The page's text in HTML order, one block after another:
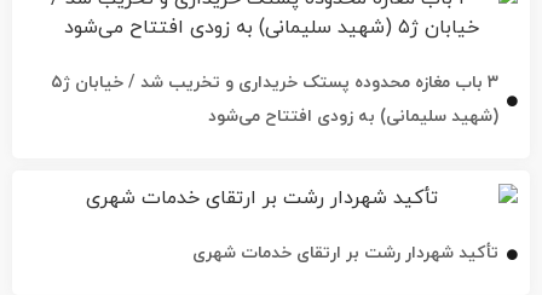
تأکید شهردار رشت بر ارتقای خدمات شهری